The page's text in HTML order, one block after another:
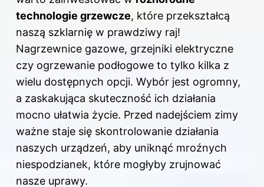
technologie grzewcze, które przekształcą
naszą szklarnię w prawdziwy raj!
Nagrzewnice gazowe, grzejniki elektryczne
czy ogrzewanie podłogowe to tylko kilka z
wielu dostępnych opcji. Wybór jest ogromny,
a zaskakująca skuteczność ich działania
mocno ułatwia życie. Przed nadejściem zimy
ważne staje się skontrolowanie działania
naszych urządzeń, aby uniknąć mroźnych
niespodzianek, które mogłyby zrujnować
nasze uprawy.